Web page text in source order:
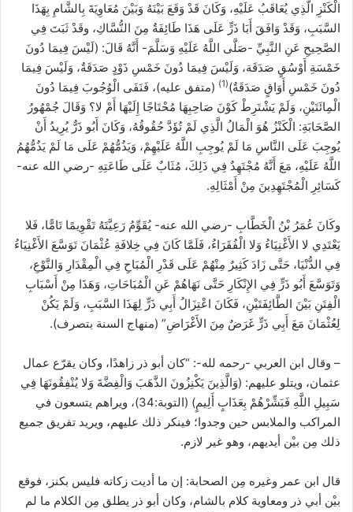
الْكَنْزِ الَّذِي يُعَاقَبُ عَلَيْهِ، وَكَانَ قَدْ وَقَعَ بَيْنَهُ وَبَيْنَ مُعَاوِيَةَ بِالشَّامِ بِهَذَا
السَّبَبِ، وَقَدْ وَافَقَ أَبَا ذَرٍّ عَلَى هَذَا طَائِفَةٌ مِنَ النُّسَّاكِ، وقَدْ ثَبَتَ فِي
الصَّحِيحِ عَنِ النَّبِيِّ -صَلَّى اللَّهُ عَلَيْهِ وَسَلَّمَ- أَنَّهُ قَالَ: (لَيْسَ فِيمَا دُونَ
خَمْسَةِ أَوْسُقٍ صَدَقَة، وَلَيْسَ فِيمَا دُونَ خَمْسِ ذَوْدٍ صَدَقَةٌ، وَلَيْسَ فِيمَا
دُونَ خَمْسِ أَوَاقٍ صَدَقَةٌ)(1)
(متفق عليه)، فَنَفَى الْوُجُوبَ فِيمَا دُونَ
الْمِائَتَيْنِ، وَلَمْ يَشْتَرِطْ كَوْنَ صَاحِبِهَا مُحْتَاجًا إِلَيْهَا أَمْ لا؟ وَقَالَ جُمْهُورُ
الصَّحَابَةِ: الْكَنْزُ هُوَ الْمَالُ الَّذِي لَمْ تُؤَدَّ حُقُوقُهُ، وَكَانَ أَبُو ذَرٌّ يُرِيدُ أَنْ
يُوجِبَ عَلَى النَّاسِ مَا لَمْ يُوجِبِ اللَّهُ عَلَيْهِمْ، وَيَذُمُّهُمْ عَلَى مَا لَمْ يَذُمُّهُمُ
اللَّهُ عَلَيْهِ، مَعَ أَنَّهُ مُجْتَهِدٌ فِي ذَلِكَ، مُثَابٌ عَلَى طَاعَتِهِ -رضي الله عنه-
كَسَائِرِ الْمُجْتَهِدِينَ مِنْ أَمْثَالِهِ.
وكَانَ عُمَرُ بْنُ الْخَطَّابِ -رضي الله عنه- يُقَوِّمُ رَعِيَّتَهُ تَقْوِيمًا تَامًّا، فَلا
يَعْتَدِي لا الأَغْنِيَاءُ وَلا الْفُقَرَاءُ، فَلَمَّا كَانَ فِي خِلافَةِ عُثْمَانَ تَوَسَّعَ الأَغْنِيَاءُ
فِي الدُّنْيَا، حَتَّى زَادَ كَثِيرٌ مِنْهُمْ عَلَى قَدْرِ الْمُبَاحِ فِي الْمِقْدَارِ وَالنَّوْعِ،
وَتَوَسَّعَ أَبُو ذَرٍّ فِي الإِنْكَارِ حَتَّى نَهَاهُمْ عَنِ الْمُبَاحَاتِ، وَهَذَا مِنْ أَسْبَابِ
الْفِتَنِ بَيْنَ الطَّائِفَتَيْنِ، فَكَانَ اعْتِزَالُ أَبِي ذَرٍّ لِهَذَا السَّبَبِ، وَلَمْ يَكُنْ
لِعُثْمَانَ مَعَ أَبِي ذَرٍّ غَرَضٌ مِنَ الأَغْرَاضِ” (منهاج السنة بتصرف).
– وقال ابن العربي -رحمه لله-: “كان أبو ذر زاهدًا، وكان يقرّع عمال
عثمان، ويتلو عليهم: (وَالَّذِينَ يَكْنِزُونَ الذَّهَبَ وَالْفِضَّةَ وَلا يُنْفِقُونَهَا فِي
سَبِيلِ اللَّهِ فَبَشِّرْهُمْ بِعَذَابٍ أَلِيمٍ) (التوبة:34)، ويراهم يتسعون في
المراكب والملابس حين وجدوا؛ فينكر ذلك عليهم، ويريد تفريق جميع
ذلك مِن بيْن أيديهم، وهو غير لازم.
قال ابن عمر وغيره مِن الصحابة: إن ما أديت زكاته فليس بكنز، فوقع
بيْن أبي ذر ومعاوية كلام بالشام، وكان أبو ذر يطلق مِن الكلام ما لم